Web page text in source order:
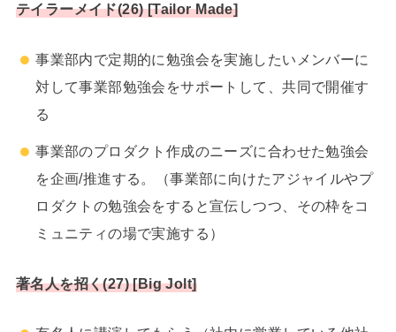
テイラーメイド(26) [Tailor Made]
事業部内で定期的に勉強会を実施したいメンバーに
対して事業部勉強会をサポートして、共同で開催す
る
事業部のプロダクト作成のニーズに合わせた勉強会
を企画/推進する。（事業部に向けたアジャイルやプ
ロダクトの勉強会をすると宣伝しつつ、その枠をコ
ミュニティの場で実施する）
著名人を招く(27) [Big Jolt]